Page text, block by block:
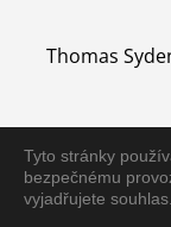
Tyto stránky
bezpečnému
vyjadřujete souhlas.
Thomas
Nemoc je